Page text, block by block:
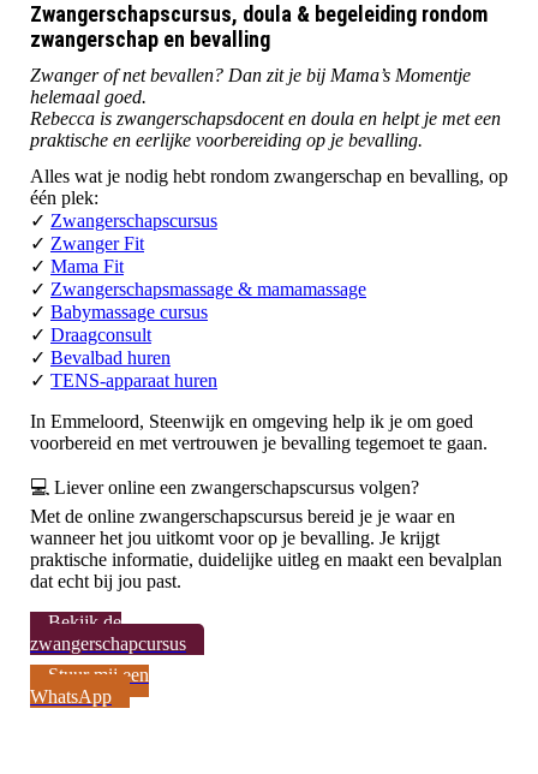
Zwangerschapscursus, doula & begeleiding rondom
zwangerschap en bevalling
Zwanger of net bevallen? Dan zit je bij Mama’s Momentje
helemaal goed.
Rebecca is zwangerschapsdocent en doula en helpt je met een
praktische en eerlijke voorbereiding op je bevalling.
Alles wat je nodig hebt rondom zwangerschap en bevalling, op
één plek:
✓ Zwangerschapscursus
✓ Zwanger Fit
✓ Mama Fit
✓ Zwangerschapsmassage & mamamassage
✓ Babymassage cursus
✓ Draagconsult
✓ Bevalbad huren
✓ TENS-apparaat huren
In Emmeloord, Steenwijk en omgeving help ik je om goed
voorbereid en met vertrouwen je bevalling tegemoet te gaan.
💻 Liever online een zwangerschapscursus volgen?
Met de online zwangerschapscursus bereid je je waar en
wanneer het jou uitkomt voor op je bevalling. Je krijgt
praktische informatie, duidelijke uitleg en maakt een bevalplan
dat echt bij jou past.
Bekijk de
zwangerschapcursus
Stuur mij een
WhatsApp